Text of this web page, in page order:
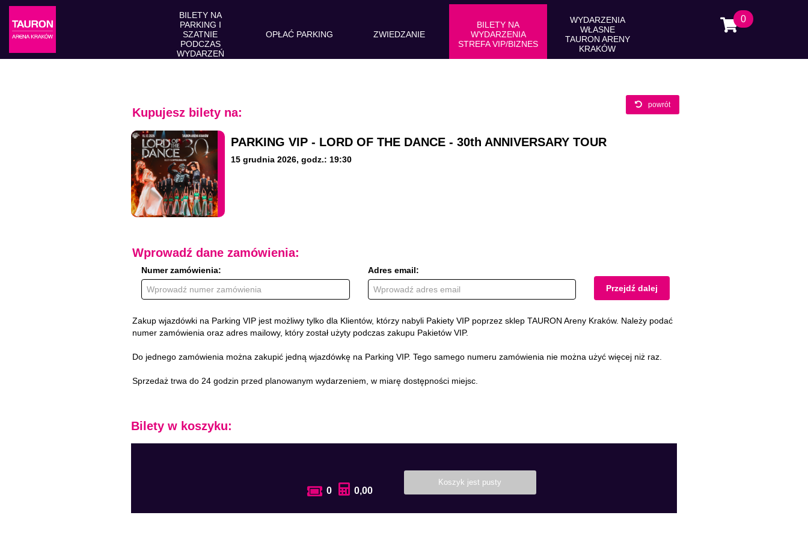
BILETY NA
PARKING I
SZATNIE
PODCZAS
WYDARZEŃ
OPŁAĆ PARKING ZWIEDZANIE
BILETY NA
WYDARZENIA
STREFA VIP/BIZNES
WYDARZENIA
WŁASNE
TAURON ARENY
KRAKÓW
0
Kupujesz bilety na:
powrót
PARKING VIP - LORD OF THE DANCE - 30th ANNIVERSARY TOUR
15 grudnia 2026, godz.: 19:30
Wprowadź dane zamówienia:
Numer zamówienia:
Adres email:
Przejdź dalej
Zakup wjazdówki na Parking VIP jest możliwy tylko dla Klientów, którzy nabyli Pakiety VIP poprzez sklep TAURON Areny Kraków. Należy podać
numer zamówienia oraz adres mailowy, który został użyty podczas zakupu Pakietów VIP.
Do jednego zamówienia można zakupić jedną wjazdówkę na Parking VIP. Tego samego numeru zamówienia nie można użyć więcej niż raz.
Sprzedaż trwa do 24 godzin przed planowanym wydarzeniem, w miarę dostępności miejsc.
Bilety w koszyku:
0 0,00
Koszyk jest pusty